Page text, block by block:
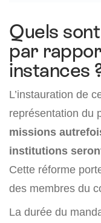
Quels
par
instances
L’instauration de
représentation du
missions
institutions
Cette réforme
des membres du
La durée du